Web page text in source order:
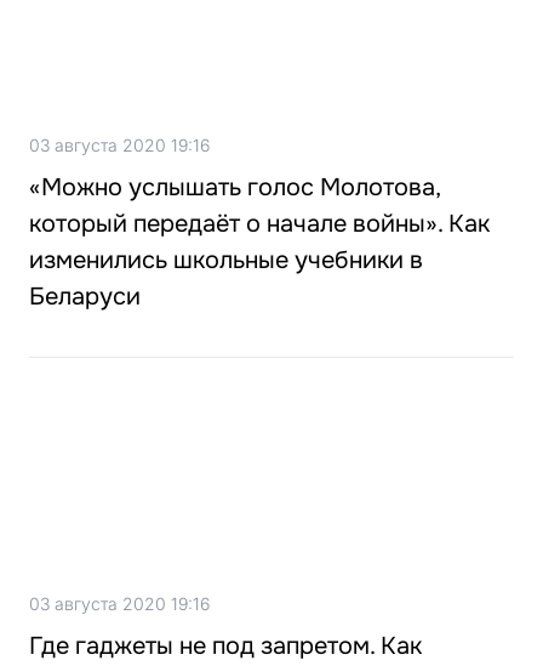
03 августа 2020 19:16
«Можно услышать голос Молотова,
который передаёт о начале войны». Как
изменились школьные учебники в
Беларуси
03 августа 2020 19:16
Где гаджеты не под запретом. Как